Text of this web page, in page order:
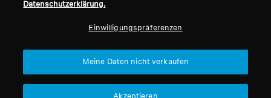
Innovationen
Impressum Cookie-Einstellungen
Wir akzeptieren:
Datenschutzerklärung.
Einwilligungspräferenzen
Meine Daten nicht verkaufen